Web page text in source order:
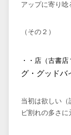
アップに寄り唸
（その２）
・・店（古書店
グ・グッドバ
当初は欲しい（
ビ割れの多さに